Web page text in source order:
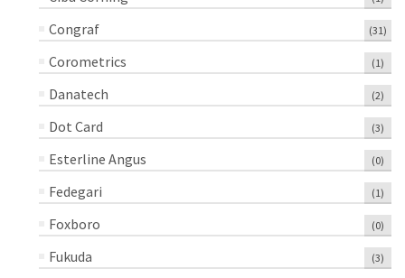
Congraf (31)
Corometrics (1)
Danatech (2)
Dot Card (3)
Esterline Angus (0)
Fedegari (1)
Foxboro (0)
Fukuda (3)